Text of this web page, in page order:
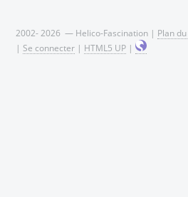
2002- 2026 — Helico-Fascination | Plan
| Se connecter | HTML5 UP |